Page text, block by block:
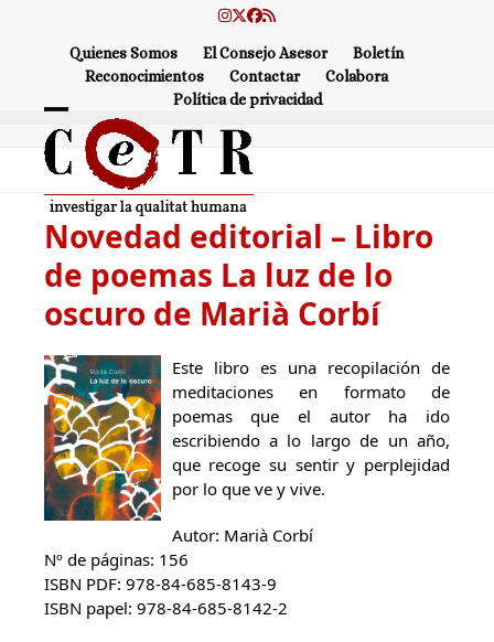
Instagram
Twitter
Facebook
RSS
Quienes Somos El Consejo Asesor
Boletín
Reconocimientos
Contactar
Colabora
Política de privacidad
Open
mobile
menu
Close
mobile
menu
Novedad editorial – Libro
de poemas La luz de lo
oscuro de Marià Corbí
Este libro es una recopilación de
meditaciones en formato de
poemas que el autor ha ido
escribiendo a lo largo de un año,
que recoge su sentir y perplejidad
por lo que ve y vive.
Autor: Marià Corbí
Nº de páginas: 156
ISBN PDF: 978-84-685-8143-9
ISBN papel: 978-84-685-8142-2